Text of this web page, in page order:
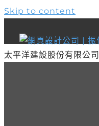
Skip to content
太平洋建設股份有限公司